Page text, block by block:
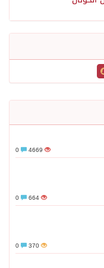
4669
664
370